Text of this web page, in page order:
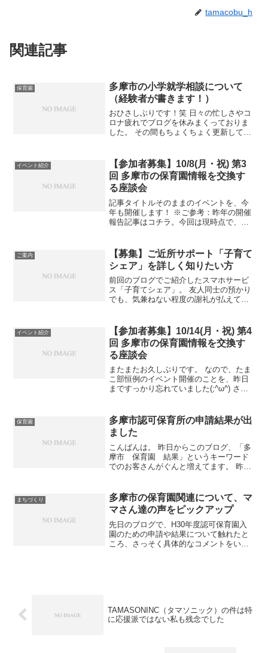
tamacobu_h
関連記事
保育園
多摩市の小学就学相談について
（経験者が書きます！）
おひさしぶりです！笑 日々の忙しさやコ
ロナ疲れでブログを休みまくっておりま
した。 その間もちょくちょく更新してい
書き始めよう～となり。 6月中にギリギ
リ滑り込み更新で...
イベント紹介
【参加者募集】10/8(月・祝) 第3
回 多摩市の保育園情報を交換す
る座談会
記事タイトルそのままのイベントを、今
年も開催します！ ※ご参考：昨年の開催
報告記事はコチラ。今回は現時点で、市
検討している方、すでに通われている方
も、 以下の内容をご...
ご案内
【募集】ご近所サポート「子育て
シェア」を詳しく知りたい方
前回のブログでご紹介したスマホサービ
ス「子育てシェア」。 友人同士の預かり
でも、気兼ねない程度の謝礼が払えて、
てみたところ、30名くらい集まるのであ
れば、 このエリ...
イベント紹介
【参加者募集】10/14(月・祝) 第4
回 多摩市の保育園情報を交換す
る座談会
またまたお久しぶりです。 なので、たま
こ部恒例のイベント開催のことを、昨日
まですっかり忘れていました(;^ω^) さ
昨年の開催報告記事はコチラ。 保育園入
園を検討してい...
保育園
多摩市認可保育所の申請結果が出
ました
こんばんは。 昨日からこのブログ、「多
摩市 保育園 結果」というキーワード
でのお客さんがぐんと増えてます。 昨日
配達されたのです。 かくいう私も、認可
保育所を申請し...
まちづくり
多摩市の保育園関連について、マ
マさん達の声をピックアップ
先日のブログで、H30年度認可保育園入
園のための申請や結果について触れたと
ころ、さっそく具体的なコメントをいく
TAMASONINC（タマソニック）の件は特
に応援派ではない私も残念でした